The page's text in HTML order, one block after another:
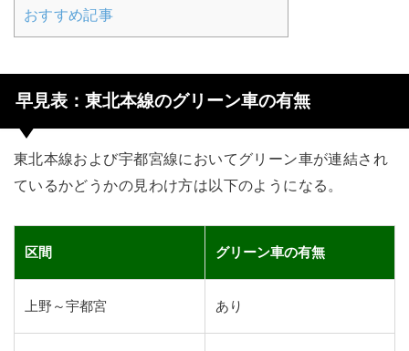
おすすめ記事
早見表：東北本線のグリーン車の有無
東北本線および宇都宮線においてグリーン車が連結され
ているかどうかの見わけ方は以下のようになる。
区間 グリーン車の有無
上野～宇都宮 あり